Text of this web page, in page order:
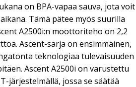
on BPA-vapaa sauva, jota voit
Tämä pätee myös suurilla
A2500i:n moottoriteho on 2,2
Ascent-sarja on ensimmäinen,
teknologiaa tulevaisuuden
Ascent A2500i on varustettu
järjestelmällä, jossa se säätää